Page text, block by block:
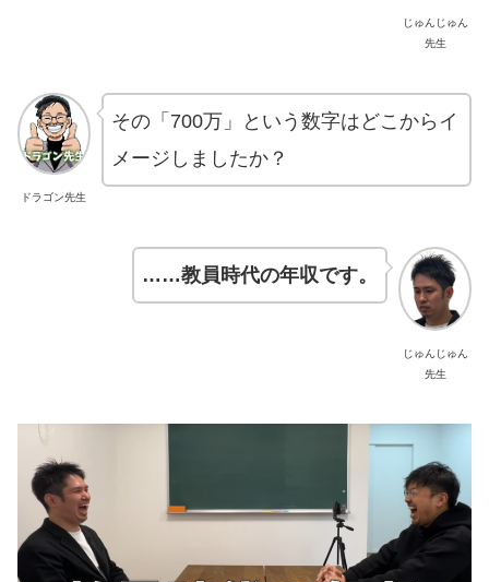
じゅんじゅん
先生
ドラゴン先生
その「700万」という数字はどこからイ
メージしましたか？
じゅんじゅん
先生
……教員時代の年収です。